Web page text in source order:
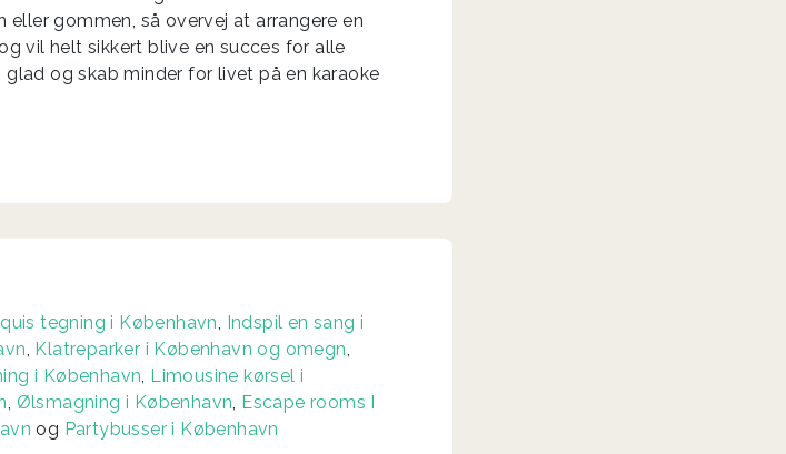
gommen, så overvej at arrangere en
vil helt sikkert blive en succes for alle
og skab minder for livet på en karaoke
tegning i København Indspil en sang i
Klatreparker i København og omegn
i København Limousine kørsel i
Ølsmagning i København Escape rooms I
og Partybusser i København